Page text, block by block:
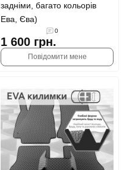
задніми, багато кольорів
Ева, Єва)
0
1 600 грн.
Повідомити мене